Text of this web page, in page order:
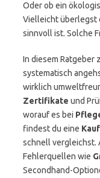
Oder ob ein
Vielleicht überlegst
sinnvoll ist. Solche
In diesem Ratgeber
systematisch
wirklich
Zertifikate und
worauf es bei
findest du eine
schnell vergleichst.
Fehlerquellen wie
Secondhand-